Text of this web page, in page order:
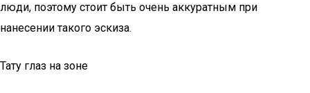
люди, поэтому стоит быть очень аккуратным при
нанесении такого эскиза.
Тату глаз на зоне